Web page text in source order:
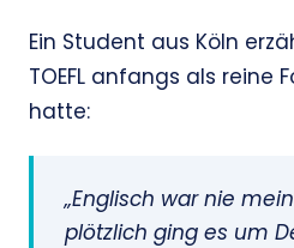
Ein Student aus Köln
TOEFL anfangs als reine
hatte:
„Englisch war nie
plötzlich ging es um